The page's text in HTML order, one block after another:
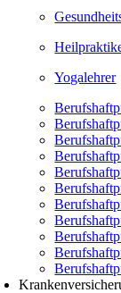
Yogalehrer